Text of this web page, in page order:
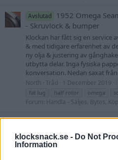
klocksnack.se - Do Not
Information
Avslutad
1952 Omega
- Skruvlock & bumper
Klockan har fått sig en
& med tidigare erfarenhet av
ny olja & justering av
utbytta delar. Inga fysiska
konversation. Nedan saxat
North Tråd 1 December 2019
fat lug
half rotor omega
Forum: Handla - Säljes, Bytes,
Vintage omega
Då var det dags att sälja
mm Servad för ca 3 år sedan,